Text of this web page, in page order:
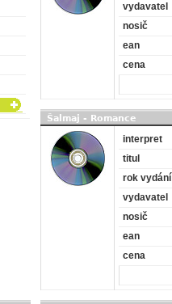
vydavatel
nosič
ean
cena
Šalmaj - Romance
interpret
titul
rok vydání
vydavatel
nosič
ean
cena